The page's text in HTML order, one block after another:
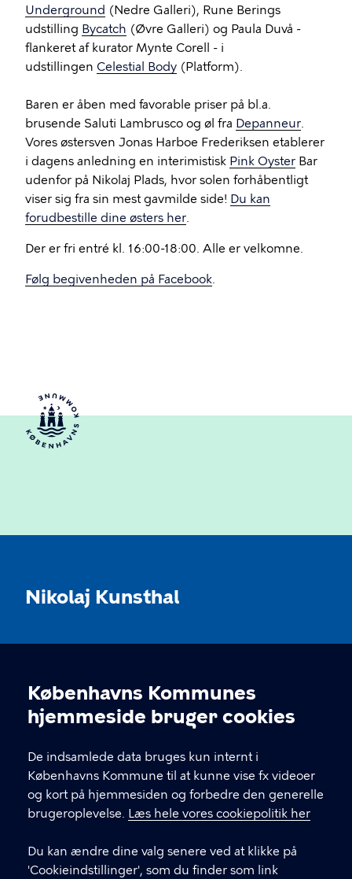
Cookieindstillinger
Københavns Kommunes
hjemmeside bruger cookies
De indsamlede data bruges kun internt i
Københavns Kommune til at kunne vise fx videoer
og kort på hjemmesiden og forbedre den generelle
brugeroplevelse. Læs hele vores cookiepolitik her
Du kan ændre dine valg senere ved at klikke på
'Cookieindstillinger', som du finder som link
Underground (Nedre Galleri), Rune Berings
udstilling Bycatch (Øvre Galleri) og Paula Duvå -
flankeret af kurator Mynte Corell - i
udstillingen Celestial Body (Platform).
Baren er åben med favorable priser på bl.a.
brusende Saluti Lambrusco og øl fra Depanneur.
Vores østersven Jonas Harboe Frederiksen etablerer
i dagens anledning en interimistisk Pink Oyster Bar
udenfor på Nikolaj Plads, hvor solen forhåbentligt
viser sig fra sin mest gavmilde side! Du kan
forudbestille dine østers her.
Der er fri entré kl. 16:00-18:00. Alle er velkomne.
Følg begivenheden på Facebook.
Nikolaj Kunsthal
Nikolaj Plads 10, 1067 København
nikolajkunsthal@kff.kk.dk
EAN: 5798009780331
LINKS
Kontakt